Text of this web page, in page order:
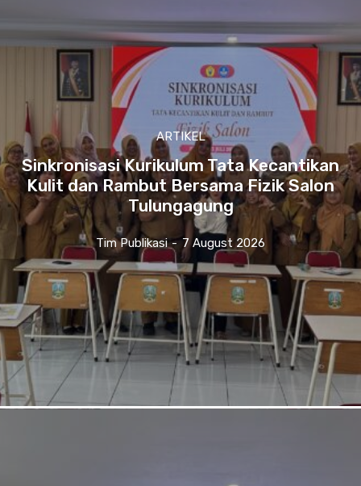
ARTIKEL
Sinkronisasi Kurikulum Tata Kecantikan
Kulit dan Rambut Bersama Fizik Salon
Tulungagung
Tim Publikasi - 7 August 2026